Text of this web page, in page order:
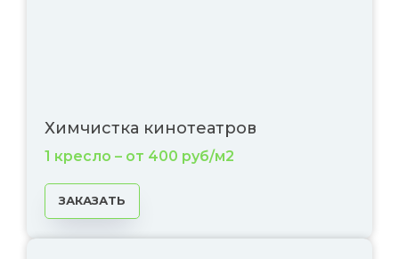
Химчистка кинотеатров
1 кресло – от 400 руб/м2
ЗАКАЗАТЬ